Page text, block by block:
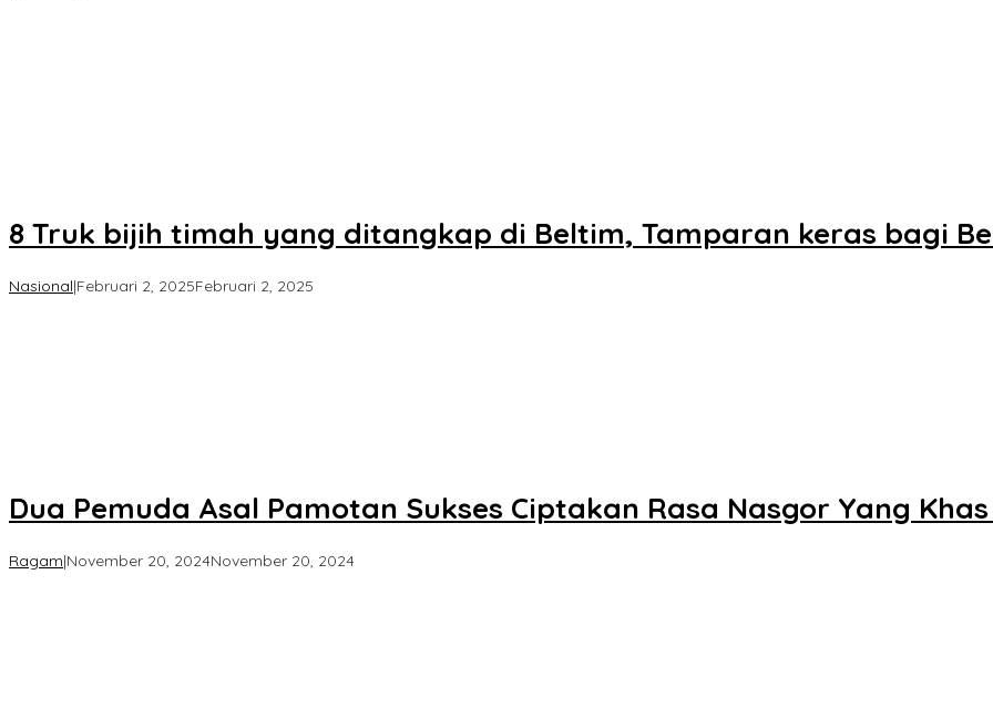
8 Truk bijih timah yang ditangkap di Beltim, Tamparan keras bagi
Nasional|Februari 2, 2025Februari 2, 2025
Dua Pemuda Asal Pamotan Sukses Ciptakan Rasa Nasgor Yang
Ragam|November 20, 2024November 20, 2024oleh